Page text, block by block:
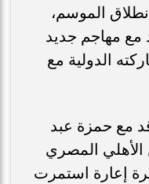
الموسم،
مع مهاجم جديد
الدولية مع
مع حمزة عبد
الأهلي المصري
فترة إعارة استمرت